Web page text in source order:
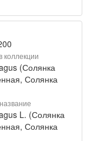
коллекции
(Солянка
Солянка
L. (Солянка
Солянка